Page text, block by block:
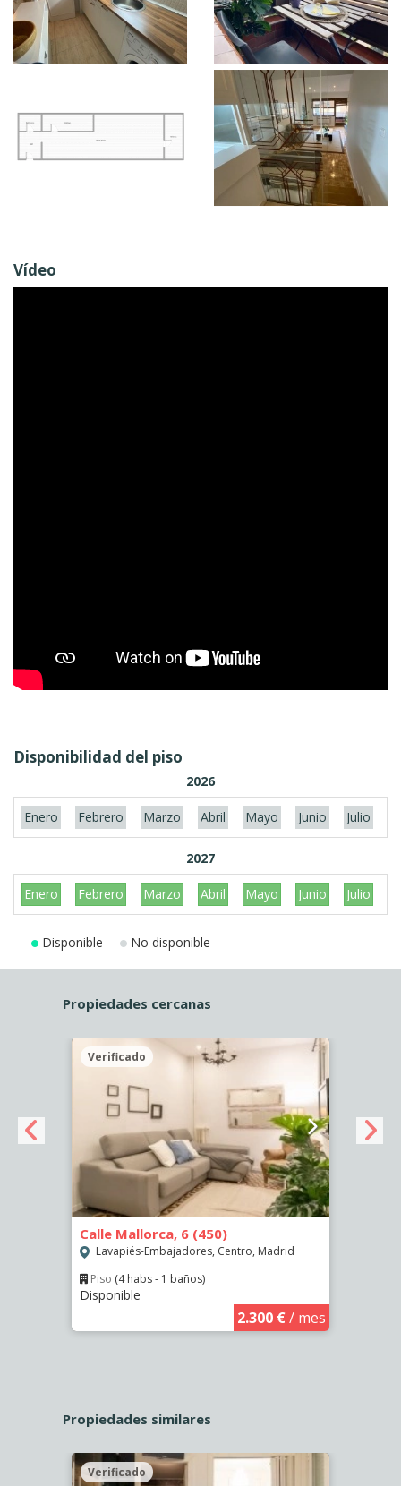
Vídeo
Disponibilidad del piso
2026
Enero Febrero Marzo Abril Mayo Junio Julio
2027
Enero Febrero Marzo Abril Mayo Junio Julio
Disponible No disponible
Propiedades cercanas
Verificado
Calle Mallorca, 6 (450)
Lavapiés-Embajadores, Centro, Madrid
Piso (4 habs - 1 baños)
Disponible
2.300 €/ mes
Propiedades similares
Verificado